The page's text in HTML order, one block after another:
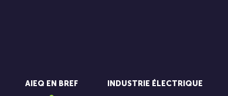
AIEQ EN BREF INDUSTRIE ÉLECTRIQUE